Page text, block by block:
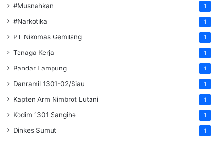
#Musnahkan 1
#Narkotika 1
PT Nikomas Gemilang 1
Tenaga Kerja 1
Bandar Lampung 1
Danramil 1301-02/Siau 1
Kapten Arm Nimbrot Lutani 1
Kodim 1301 Sangihe 1
Dinkes Sumut 1